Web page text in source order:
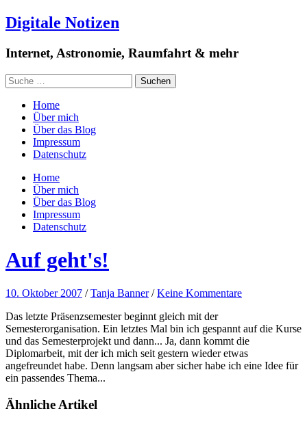
Digitale Notizen
Internet, Astronomie, Raumfahrt & mehr
Home
Über mich
Über das Blog
Impressum
Datenschutz
Home
Über mich
Über das Blog
Impressum
Datenschutz
Auf geht's!
10. Oktober 2007 /Tanja Banner /Keine Kommentare
Das letzte Präsenzsemester beginnt gleich mit der
Semesterorganisation. Ein letztes Mal bin ich gespannt auf die Kurse
und das Semesterprojekt und dann... Ja, dann kommt die
Diplomarbeit, mit der ich mich seit gestern wieder etwas
angefreundet habe. Denn langsam aber sicher habe ich eine Idee für
ein passendes Thema...
Ähnliche Artikel